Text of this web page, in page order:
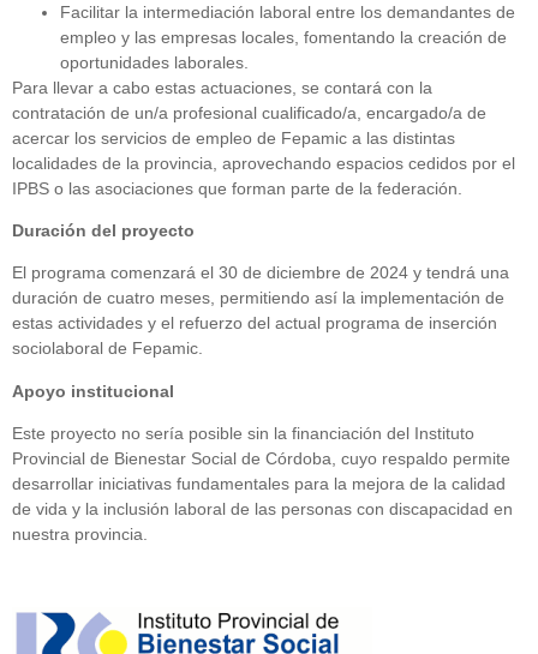
Facilitar la intermediación laboral entre los demandantes de
empleo y las empresas locales, fomentando la creación de
oportunidades laborales.
Para llevar a cabo estas actuaciones, se contará con la
contratación de un/a profesional cualificado/a, encargado/a de
acercar los servicios de empleo de Fepamic a las distintas
localidades de la provincia, aprovechando espacios cedidos por el
IPBS o las asociaciones que forman parte de la federación.
Duración del proyecto
El programa comenzará el 30 de diciembre de 2024 y tendrá una
duración de cuatro meses, permitiendo así la implementación de
estas actividades y el refuerzo del actual programa de inserción
sociolaboral de Fepamic.
Apoyo institucional
Este proyecto no sería posible sin la financiación del Instituto
Provincial de Bienestar Social de Córdoba, cuyo respaldo permite
desarrollar iniciativas fundamentales para la mejora de la calidad
de vida y la inclusión laboral de las personas con discapacidad en
nuestra provincia.